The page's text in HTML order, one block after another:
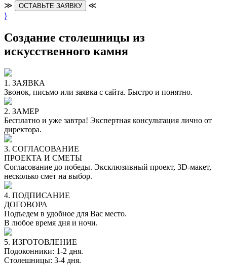
≫ ОСТАВЬТЕ ЗАЯВКУ
≪
⟩
Создание столешницы из
искусственного камня
1. ЗАЯВКА
Звонок, письмо или заявка с сайта. Быстро и понятно.
2. ЗАМЕР
Бесплатно и уже завтра! Экспертная консультация лично от
директора.
3. СОГЛАСОВАНИЕ
ПРОЕКТА И СМЕТЫ
Согласование до победы. Эксклюзивный проект, 3D-макет,
несколько смет на выбор.
4. ПОДПИСАНИЕ
ДОГОВОРА
Подъедем в удобное для Вас место.
В любое время дня и ночи.
5. ИЗГОТОВЛЕНИЕ
Подоконники: 1-2 дня.
Столешницы: 3-4 дня.